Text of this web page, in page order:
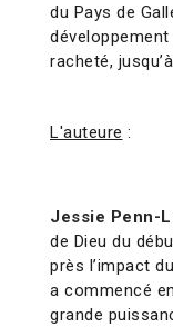
du Pays de
racheté,
L'auteure :
Jessie Penn-
de Dieu du
près l’impact du
a commencé
grande